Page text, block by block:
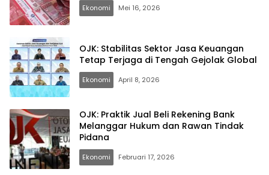
Ekonomi Mei 16, 2026
OJK: Stabilitas Sektor Jasa Keuangan
Tetap Terjaga di Tengah Gejolak Global
Ekonomi April 8, 2026
OJK: Praktik Jual Beli Rekening Bank
Melanggar Hukum dan Rawan Tindak
Pidana
Ekonomi Februari 17, 2026